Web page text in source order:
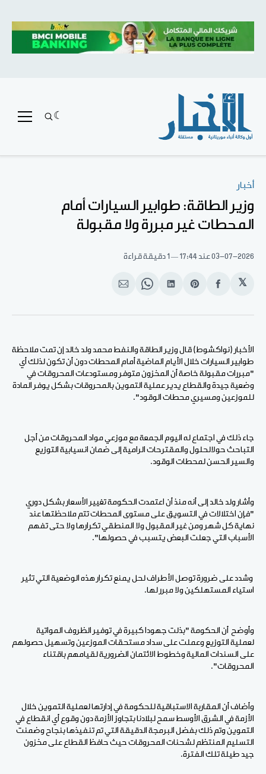
أخبار
وزير الطاقة: طوابير السيارات أمام
المحطات غير مبررة ولا مقبولة
03-07-2026عند 17:44 1 دقيقة قراءة
𝕏
انشر
الفيسبوك
Share
Pinterest
انشر
لينكد
Share
WhatsApp
انشر
الإيميل
الأخبار (نواكشوط) قال وزير الطاقة والنفط محمد ولد خالد إن تمت ملاحظة
طوابير السيارات خلال الأيام الماضية أمام المحطات دون أن تكون لذلك أي
"مبررات مقبولة خاصة أن المخزون متوفر ومستودعات المحروقات في
وضعية جيدة والقطاع يدير عملية التموين بالمحروقات بشكل يوفر المادة
للموزعين ومسيري محطات الوقود".
جاء ذلك في اجتماع له اليوم الجمعة مع موزعي مواد المحروقات من أجل
التباحث حولالحلول والمقترحات الرامية إلى ضمان انسيابية التوزيع
والسير الحسن لمحطات الوقود.
وأشار ولد خالد إلى أنه منذ أن اعتمدت الحكومة تغيير الأسعار بشكل دوري
"فإن اختلالات في التسويق على مستوى المحطات تتم ملاحظتها عند
نهاية كل شهر ومن غير المقبول ولا المنطقي تكرارها ولا حتى تفهم
الأسباب التي جعلت البعض يتسبب في حصولها".
وشدد على ضرورة توصل الأطراف لحل يمنع تكرار هذه الوضعية التي تثير
استياء المستهلكين ولا مبرر لها.
وأوضح أن الحكومة "بذلت جهودا كبيرة في توفير الظروف المواتية
لعملية التوزيع وعملت على سداد مستحقات الموزعين وتسهيل حصولهم
على السندات المالية وخطوط الائتمان الضرورية لقيامهم باقتناء
المحروقات".
وأضاف أن المقاربة الاستباقية للحكومة في إدارتها لعملية التموين خلال
الأزمة في الشرق الأوسط سمح لبلادنا بتجاوز الأزمة دون وقوع أي انقطاع في
التموين وتم ذلك بفضل البرمجة الدقيقة التي تم تنفيذها بنجاح وضمنت
التسليم المنتظم لشحنات المحروقات حيث حافظ القطاع على مخزون
جيد طيلة تلك الفترة.